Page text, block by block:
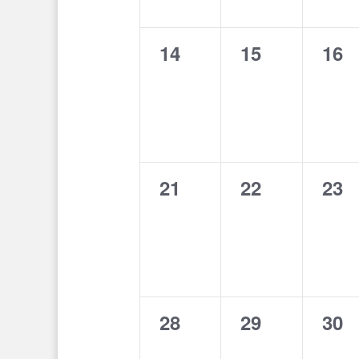
0
14
0
15
0
16
0
21
0
22
0
23
0
28
0
29
0
30